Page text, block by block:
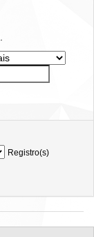
Registro(s)